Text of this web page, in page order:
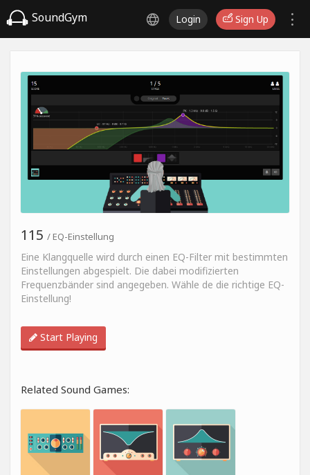
SoundGym Login Sign Up
115 / EQ-Einstellung
Eine Klangquelle wird durch einen EQ-Filter mit bestimmten
Einstellungen abgespielt. Die dabei modifizierten
Frequenzbänder sind angegeben. Wähle de die richtige EQ-
Einstellung!
Start Playing
Related Sound Games: